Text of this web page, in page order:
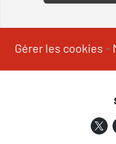
Gérer les cookies -